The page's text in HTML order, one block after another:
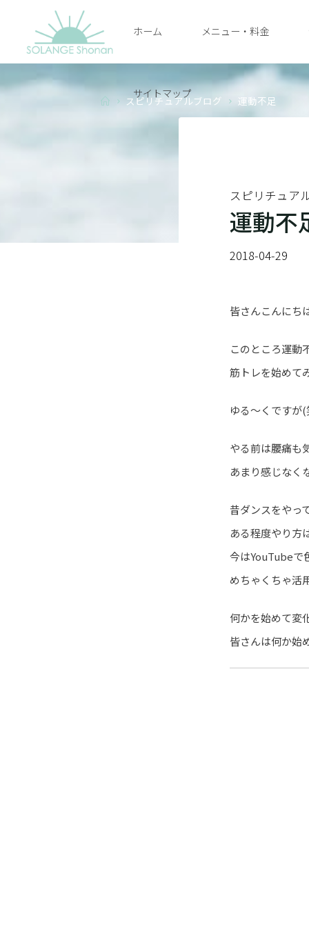
content
SHONAN
ホーム メニュー・料金
サイトマップ
Homeスピリチュアルブログ 運動不足
スピリチュア
運動不
2018-04-29
皆さんこんにち
このところ運動
筋トレを始めて
ゆる～くですが(
やる前は腰痛も
あまり感じなく
昔ダンスをやっ
ある程度やり方
今はYouTubeで
めちゃくちゃ活
何かを始めて変
皆さんは何か始